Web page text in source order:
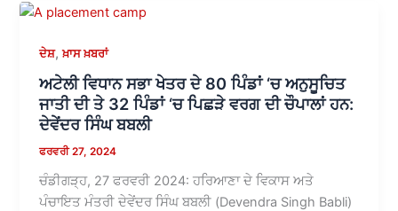
ਦੇਸ਼,ਖ਼ਾਸ ਖ਼ਬਰਾਂ
ਅਟੇਲੀ ਵਿਧਾਨ ਸਭਾ ਖੇਤਰ ਦੇ 80 ਪਿੰਡਾਂ ‘ਚ ਅਨੁਸੂਚਿਤ
ਜਾਤੀ ਦੀ ਤੇ 32 ਪਿੰਡਾਂ ‘ਚ ਪਿਛੜੇ ਵਰਗ ਦੀ ਚੌਪਾਲਾਂ ਹਨ:
ਦੇਵੇਂਦਰ ਸਿੰਘ ਬਬਲੀ
ਫਰਵਰੀ 27, 2024
ਚੰਡੀਗੜ੍ਹ, 27 ਫਰਵਰੀ 2024: ਹਰਿਆਣਾ ਦੇ ਵਿਕਾਸ ਅਤੇ
ਪੰਚਾਇਤ ਮੰਤਰੀ ਦੇਵੇਂਦਰ ਸਿੰਘ ਬਬਲੀ (Devendra Singh Babli)